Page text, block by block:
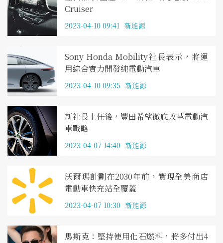
Cruiser
2023-04-10 09:41 新能源
Sony Honda Mobility社長表示，將運
用綜合實力開發純電動汽車
2023-04-10 09:35 新能源
新社長上任後，豐田希望徹底改革電動汽
車戰略
2023-04-07 14:40 新能源
沃爾瑪計劃在2030年前，實現全美商店
電動車快充站全覆蓋
2023-04-07 10:30 新能源
馬斯克：堅持使用化石燃料，將多付出4